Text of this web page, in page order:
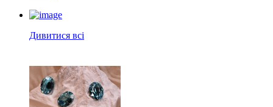
Дивитися всі